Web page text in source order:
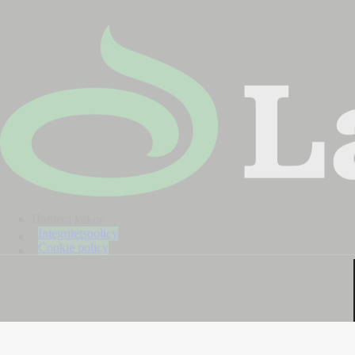
Integritetspolicy
Cookie policy